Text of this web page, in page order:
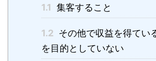
1.1 集客すること
1.2 その他で収益を得てい
を目的としていない